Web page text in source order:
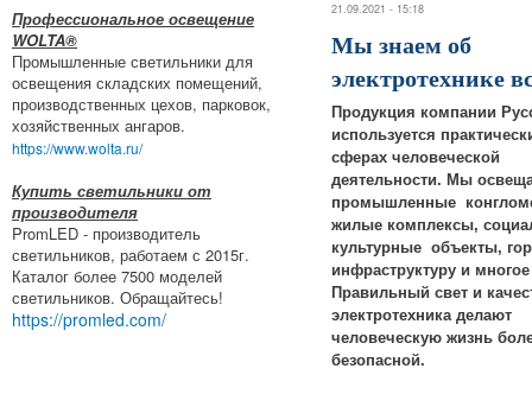
Профессиональное освещение
WOLTA®
Промышленные светильники для
освещения складских помещений,
производственных цехов, парковок,
хозяйственных ангаров.
https://www.wolta.ru/
Купить светильники от
производителя
PromLED - производитель
светильников, работаем с 2015г.
Каталог более 7500 моделей
светильников. Обращайтесь!
https://promled.com/
21.09.2021 - 15:18
Мы знаем об
электротехнике
Продукция компании
используется
сферах человеческой
деятельности. Мы
промышленные
жилые комплексы,
культурные объекты,
инфраструктуру и многое
Правильный свет и
электротехника делают
человеческую жизнь
безопасной.